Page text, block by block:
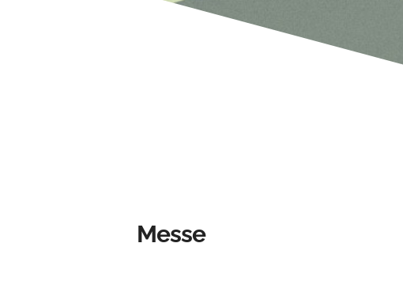
Messe